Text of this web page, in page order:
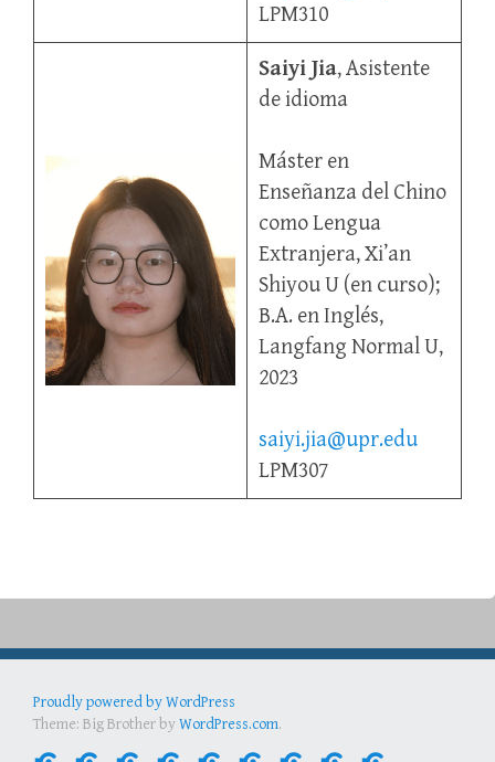
LPM310
Saiyi Jia, Asistente
de idioma
Máster en
Enseñanza del Chino
como Lengua
Extranjera, Xi’an
Shiyou U (en curso);
B.A. en Inglés,
Langfang Normal U,
2023
saiyi.jia@upr.edu
LPM307
Proudly powered by WordPress
Theme: Big Brother byWordPress.com.